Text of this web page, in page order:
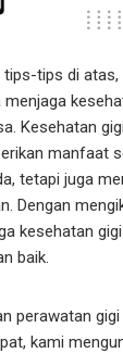
tips di
Kesehatan
manfaat
tetapi juga
Dengan
kesehatan
baik.
perawatan
kami